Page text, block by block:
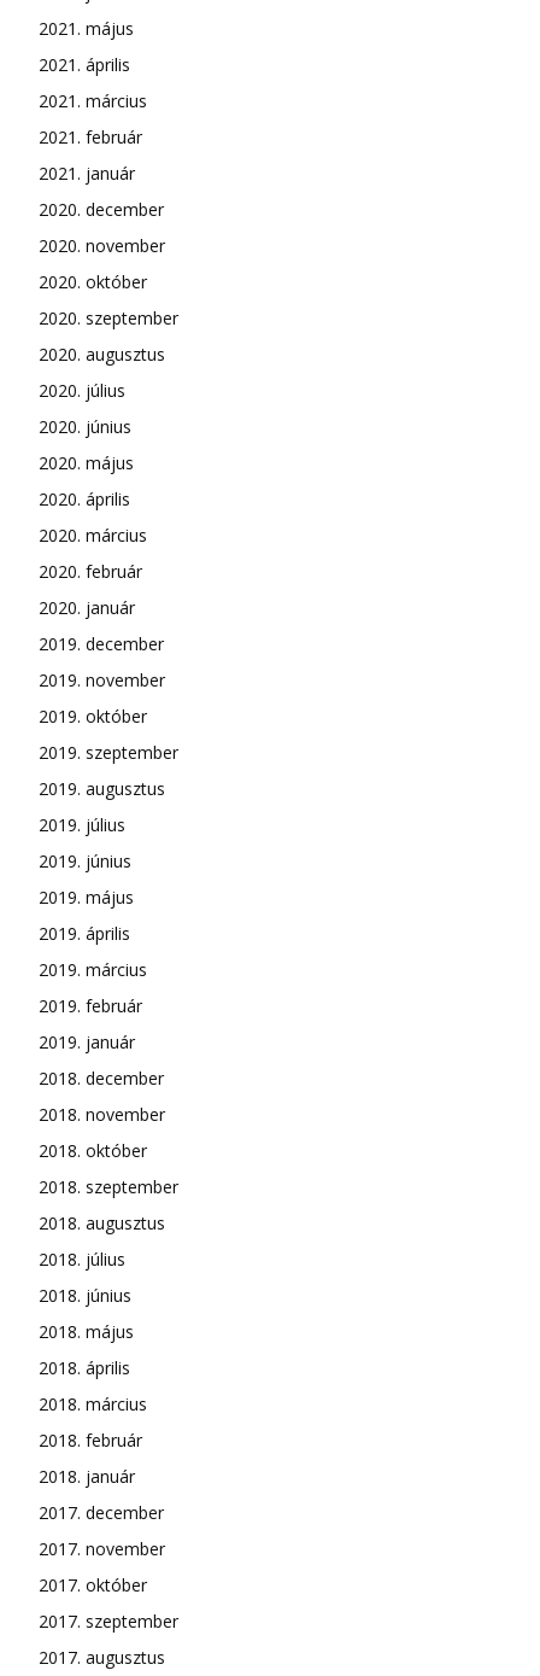
2021. május
2021. április
2021. március
2021. február
2021. január
2020. december
2020. november
2020. október
2020. szeptember
2020. augusztus
2020. július
2020. június
2020. május
2020. április
2020. március
2020. február
2020. január
2019. december
2019. november
2019. október
2019. szeptember
2019. augusztus
2019. július
2019. június
2019. május
2019. április
2019. március
2019. február
2019. január
2018. december
2018. november
2018. október
2018. szeptember
2018. augusztus
2018. július
2018. június
2018. május
2018. április
2018. március
2018. február
2018. január
2017. december
2017. november
2017. október
2017. szeptember
2017. augusztus